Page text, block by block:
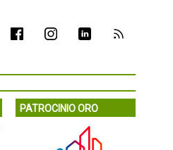
PATROCINIO ORO